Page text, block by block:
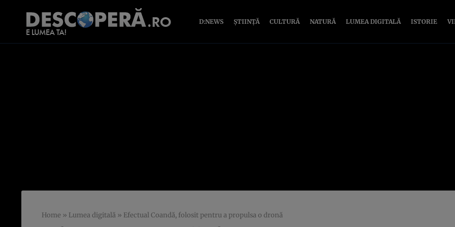
D:NEWS ȘTIINȚĂ CULTURĂ NATURĂ LUMEA DIGITALĂ ISTORIE
Home » Lumea digitală » Efectual Coandă, folosit pentru a propulsa o dronă